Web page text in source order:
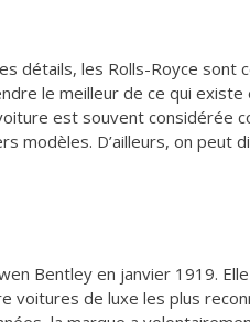
détails, les Rolls-Royce
le meilleur de ce qui
est souvent considérée
D’ailleurs, on peut
Bentley en janvier 1919.
voitures de luxe les plus